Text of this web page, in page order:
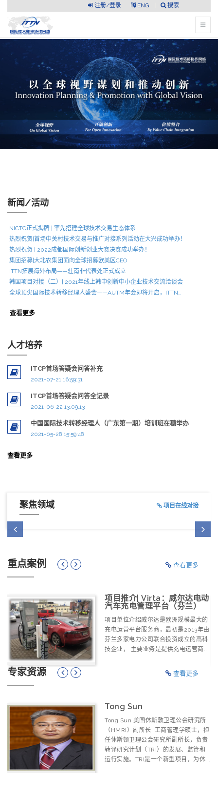
搜索
ENG
注册/登录
新闻/活动
NICTC正式揭牌 | 率先搭建全球技术交易生态体系
热烈祝贺|首场中关村技术交易与推广对接系列活动在大兴成功举办！
热烈祝贺 | 2022成都国际创新创业大赛决赛成功举办！
集团招募|大北农集团面向全球招募欧美区CEO
ITTN拓展海外布局——驻南非代表处正式成立
韩国项目对接（二）| 2021年线上韩中创新中小企业技术交流洽谈会
全球顶尖国际技术转移经理人盛会——AUTM年会即将开启，ITTN…
查看更多
人才培养
ITCP首场答疑会问答补充
2021-07-21 16:59:31
ITCP首场答疑会问答全记录
2021-06-22 13:09:13
中国国际技术转移经理人（广东第一期）培训班在穗举办
2021-05-28 15:59:48
查看更多
聚焦领域 项目在线对接
重点案例 查看更多
项目推介| Virta：威尔达电动
汽车充电管理平台（芬兰）
项目单位介绍威尔达是欧洲规模最大的
充电运营平台服务商，最初是2013年由
芬兰多家电力公司联合投资成立的高科
技企业， 主要业务是提供充电运营商...
专家资源 查看更多
Tong Sun
Tong Sun 美国休斯敦卫理公会研究所
（HMRI）副所长 工商管理学硕士，担
任休斯顿卫理公会研究所副所长，负责
转译研究计划（TRI）的发展、监管和
运行实施。TRI是一个新型项目，为休...